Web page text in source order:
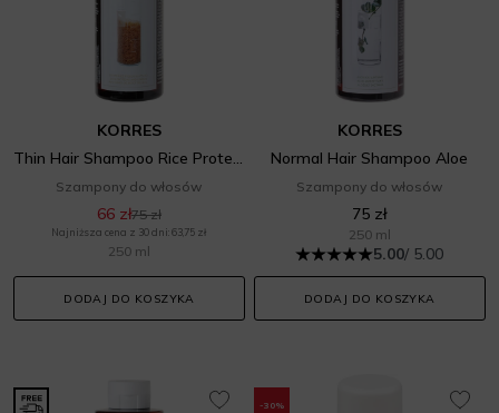
KORRES
Thin Hair Shampoo Rice Proteins wzmacniający
Szampony do włosów
66 zł75 zł
Najniższa cena z 30 dni: 63,75 zł
250 ml
DODAJ DO KOSZYKA
KORRES
Normal Hair Shampoo Aloe
Szampony do włosów
75 zł
250 ml
5.00/ 5.00
DODAJ DO KOSZYKA
-30%